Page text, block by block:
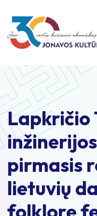
Lapkričio
pirmasis
lietuvių
folklore